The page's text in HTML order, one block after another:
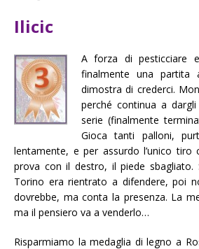
Ilicic
A forza di pesticciare
finalmente una
dimostra di crederci.
perché continua a
serie (finalmente
Gioca tanti palloni,
lentamente, e per assurdo l’unico tiro
prova con il destro, il piede sbagliato.
Torino era rientrato a difendere, poi
dovrebbe, ma conta la presenza. La
ma il pensiero va a venderlo…
Risparmiamo la medaglia di legno a